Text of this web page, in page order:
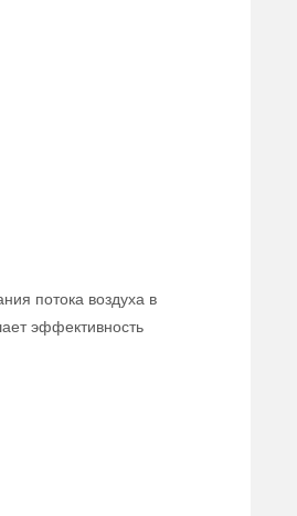
потока воздуха в
эффективность